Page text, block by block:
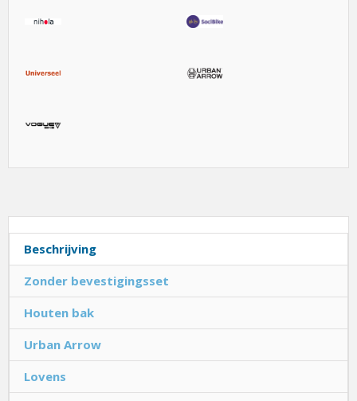
Beschrijving
Zonder bevestigingsset
Houten bak
Urban Arrow
Lovens